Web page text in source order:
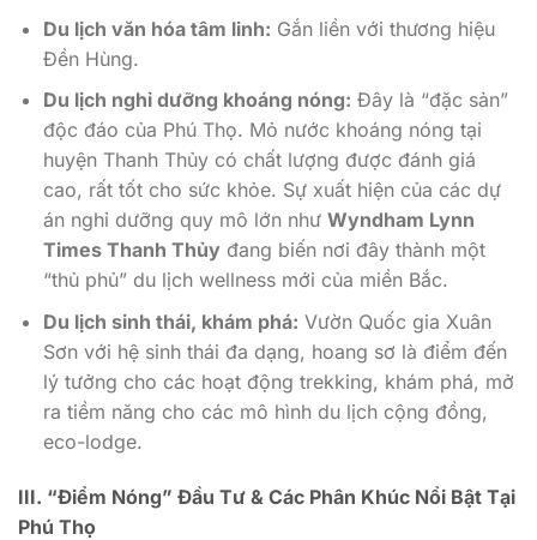
Du lịch văn hóa tâm linh: Gắn liền với thương hiệu
Đền Hùng.
Du lịch nghỉ dưỡng khoáng nóng: Đây là “đặc sản”
độc đáo của Phú Thọ. Mỏ nước khoáng nóng tại
huyện Thanh Thủy có chất lượng được đánh giá
cao, rất tốt cho sức khỏe. Sự xuất hiện của các dự
án nghỉ dưỡng quy mô lớn như Wyndham Lynn
Times Thanh Thủyđang biến nơi đây thành một
“thủ phủ” du lịch wellness mới của miền Bắc.
Du lịch sinh thái, khám phá: Vườn Quốc gia Xuân
Sơn với hệ sinh thái đa dạng, hoang sơ là điểm đến
lý tưởng cho các hoạt động trekking, khám phá, mở
ra tiềm năng cho các mô hình du lịch cộng đồng,
eco-lodge.
III. “Điểm Nóng” Đầu Tư & Các Phân Khúc Nổi Bật Tại
Phú Thọ